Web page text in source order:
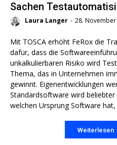
Sachen
Laura Langer - 28.
Mit TOSCA erhöht FeRox die
dafür, dass die
unkalkulierbaren Risiko wird Testautomatisierung ist aktuell ein
Thema, das in Unternehmen
gewinnt. Eigenentwicklungen
Standardsoftware wird
welchen Ursprung Software hat,
Weiterlesen